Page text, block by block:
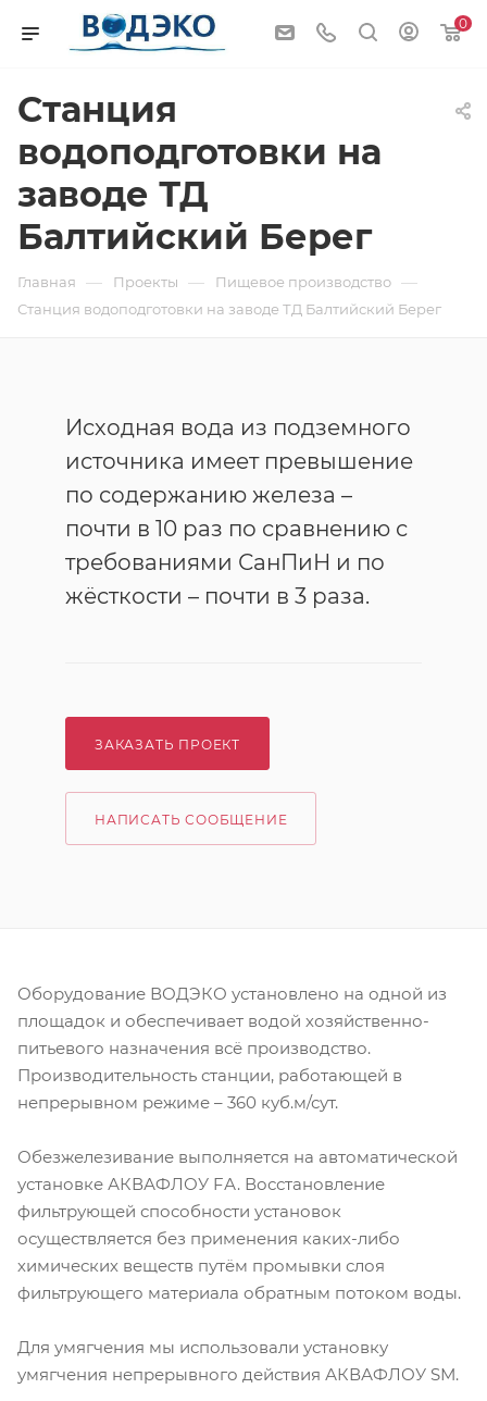
0
Станция
водоподготовки на
заводе ТД
Балтийский Берег
Главная — Проекты — Пищевое производство —
Станция водоподготовки на заводе ТД Балтийский Берег
Исходная вода из подземного
источника имеет превышение
по содержанию железа –
почти в 10 раз по сравнению с
требованиями СанПиН и по
жёсткости – почти в 3 раза.
ЗАКАЗАТЬ ПРОЕКТ
НАПИСАТЬ СООБЩЕНИЕ
Оборудование ВОДЭКО установлено на одной из
площадок и обеспечивает водой хозяйственно-
питьевого назначения всё производство.
Производительность станции, работающей в
непрерывном режиме – 360 куб.м/сут.
Обезжелезивание выполняется на автоматической
установке АКВАФЛОУ FА. Восстановление
фильтрующей способности установок
осуществляется без применения каких-либо
химических веществ путём промывки слоя
фильтрующего материала обратным потоком воды.
Для умягчения мы использовали установку
умягчения непрерывного действия АКВАФЛОУ SМ.